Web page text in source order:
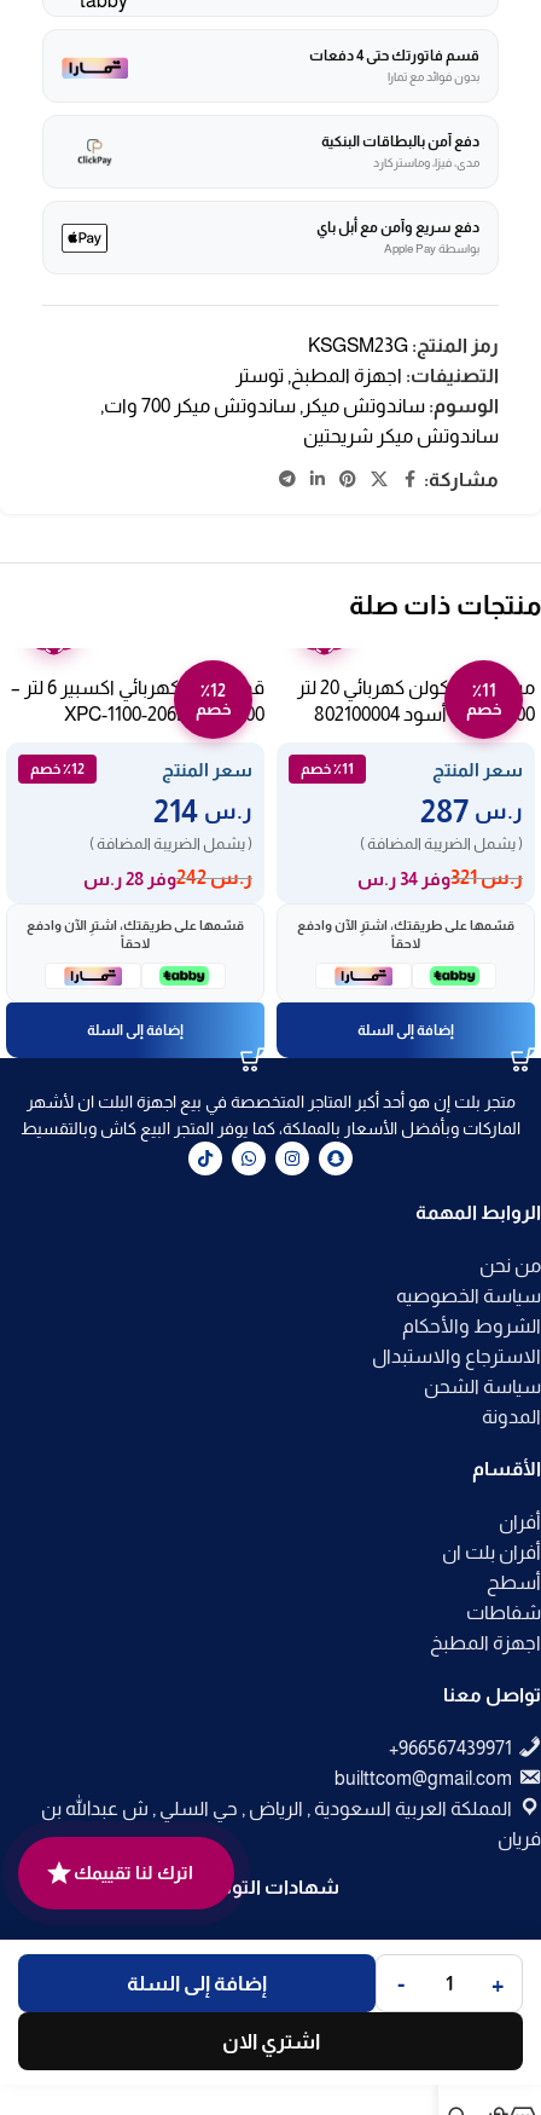
قسم فاتورتك حتى 4 دفعات
بدون فوائد مع تمارا
دفع آمن بالبطاقات البنكية
مدى، فيزا، وماستركارد
دفع سريع وآمن مع أبل باي
بواسطة Apple Pay
رمز المنتج: KSGSM23G
التصنيفات: اجهزة المطبخ , توستر
الوسوم: ساندوتش ميكر , ساندوتش ميكر 700 وات
,
ساندوتش ميكر شريحتين
مشاركة:
منتجات ذات صلة
٪11
خصم
ميكروويف كولن كهربائي 20 لتر
1100 وات – أسود 802100004
سعر المنتج ٪11 خصم
ر.س
( يشمل الضريبة المضافة )
ر.س321 وفر 34 ر.س
قسّمها على طريقتك، اشترِ الآن وادفع
لاحقاً
إضافة إلى السلة
٪12
خصم
قدر ضغط كهربائي اكسبير 6 لتر –
1000 وات XPC-1100-206L
سعر المنتج ٪12 خصم
ر.س
( يشمل الضريبة المضافة )
ر.س242 وفر 28 ر.س
قسّمها على طريقتك، اشترِ الآن وادفع
لاحقاً
إضافة إلى السلة
متجر بلت إن هو أحد أكبر المتاجر المتخصصة في بيع اجهزة البلت ان لأشهر
الماركات وبأفضل الأسعار بالمملكة، كما يوفر المتجر البيع كاش وبالتقسيط
الروابط المهمة
من نحن
سياسة الخصوصيه
الشروط والأحكام
الاسترجاع والاستبدال
سياسة الشحن
المدونة
الأقسام
أفران
أفران بلت ان
أسطح
شفاطات
اجهزة المطبخ
تواصل معنا
builttcom@gmail.com
المملكة العربية السعودية , الرياض , حي السلي , ش عبدالله بن
فريان
شهادات التوثيق
جميع الحقوق محفوظة لـمتجر بلت إن© 2025.
تم التطوير بواسطةCode Times
. +
- إضافة إلى السلة
اشتري الان
اترك لنا تقييمك